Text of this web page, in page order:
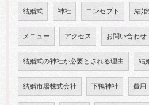
結婚式 神社 コンセプト 結婚
メニュー アクセス お問い合わせ
結婚式の神社が必要とされる理由 結
結婚市場株式会社 下鴨神社 費用